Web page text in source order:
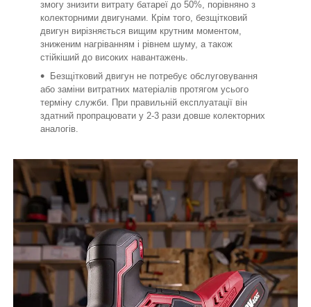
змогу знизити витрату батареї до 50%, порівняно з
колекторними двигунами. Крім того, безщітковий
двигун вирізняється вищим крутним моментом,
зниженим нагріванням і рівнем шуму, а також
стійкіший до високих навантажень.
Безщітковий двигун не потребує обслуговування
або заміни витратних матеріалів протягом усього
терміну служби. При правильній експлуатації він
здатний пропрацювати у 2-3 рази довше колекторних
аналогів.